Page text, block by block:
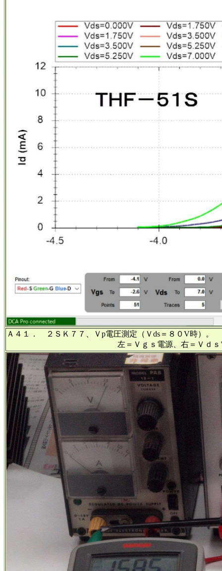
Ａ４１． ２ＳＫ７７、Ｖp電圧測定（Ｖds＝８０V時）。
左＝Ｖｇｓ電源、右＝Ｖｄｓ電源＝８０Ｖ